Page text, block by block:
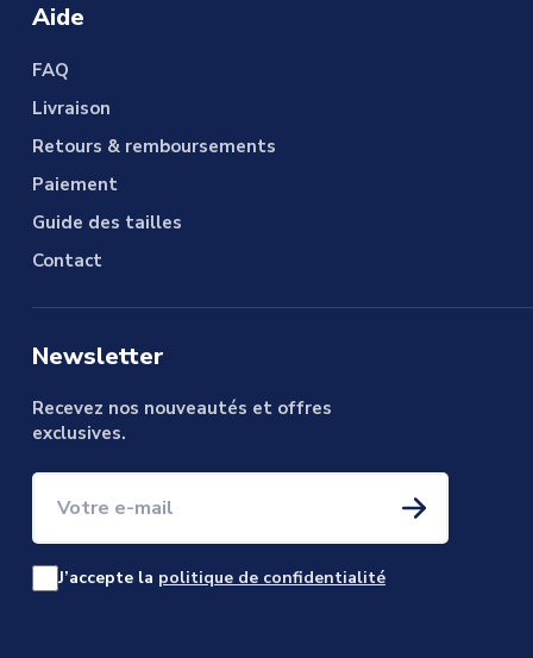
Aide
FAQ
Livraison
Retours & remboursements
Paiement
Guide des tailles
Contact
Newsletter
Recevez nos nouveautés et offres
exclusives.
J’accepte la politique de confidentialité